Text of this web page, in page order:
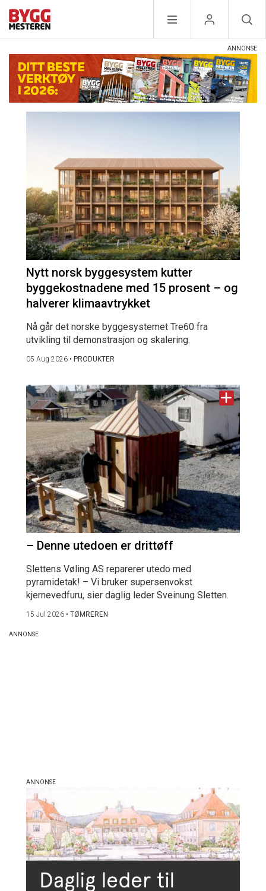
Nytt norsk byggesystem kutter
byggekostnadene med 15 prosent – og
halverer klimaavtrykket
Nå går det norske byggesystemet Tre60 fra
utvikling til demonstrasjon og skalering.
05 Aug 2026 • PRODUKTER
– Denne utedoen er drittøff
Slettens Vøling AS reparerer utedo med
pyramidetak! – Vi bruker supersenvokst
kjernevedfuru, sier daglig leder Sveinung Sletten.
15 Jul 2026 • TØMREREN